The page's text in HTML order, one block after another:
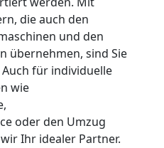
die auch den
und den
übernehmen, sind Sie
für individuelle
wie
oder den Umzug
Ihr idealer Partner.